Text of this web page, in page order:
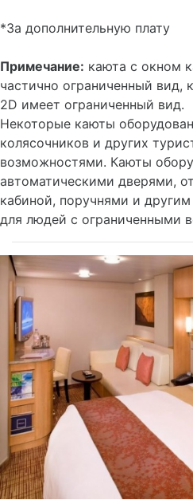
• Двойные розетки
*За дополнительную плату
Примечание:
каюта с окном
частично ограниченный вид,
2D имеет ограниченный вид.
Некоторые каюты
колясочников и других
возможностями. Каюты
автоматическими дверями,
кабиной, поручнями и